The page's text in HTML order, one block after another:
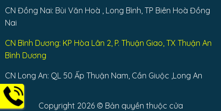
CN Đồng Nai: Bùi Văn Hoà , Long Bình, TP Biên Hoà Đồng
Nai
CN Bình Dương: KP Hòa Lân 2, P. Thuận Giao, TX Thuận An
Bình Dương
CN Long An: QL 50 Ấp Thuận Nam, Cần Giuộc ,Long An
Copyright 2026 © Bản quyền thuộc cửa